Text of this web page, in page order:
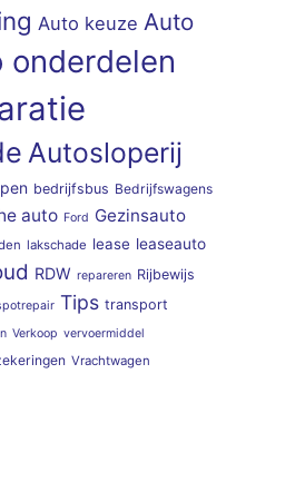
Auto keuze Auto
onderdelen
Autosloperij
bedrijfsbus Bedrijfswagens
auto Ford Gezinsauto
lakschade lease leaseauto
RDW repareren Rijbewijs
Tips transport
Verkoop vervoermiddel
Vrachtwagen